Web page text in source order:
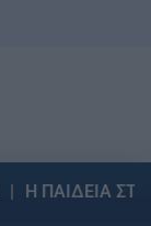
Η ΠΑΙΔΕΙΑ